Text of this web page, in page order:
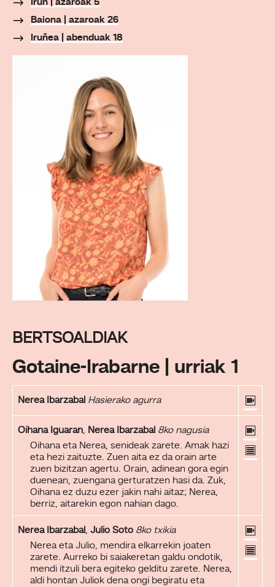
Irun | azaroak 5
Baiona | azaroak 26
Iruñea | abenduak 18
BERTSOALDIAK
Gotaine-Irabarne | urriak 1
Nerea Ibarzabal Hasierako agurra
Oihana Iguaran, Nerea Ibarzabal 8ko nagusia
Oihana eta Nerea, senideak zarete. Amak hazi
eta hezi zaituzte. Zuen aita ez da orain arte
zuen bizitzan agertu. Orain, adinean gora egin
duenean, zuengana gerturatzen hasi da. Zuk,
Oihana ez duzu ezer jakin nahi aitaz; Nerea,
berriz, aitarekin egon nahian dago.
Nerea Ibarzabal, Julio Soto 8ko txikia
Nerea eta Julio, mendira elkarrekin joaten
zarete. Aurreko bi saiakeretan galdu ondotik,
mendi itzuli bera egiteko gelditu zarete. Nerea,
aldi hontan Juliok dena ongi begiratu eta